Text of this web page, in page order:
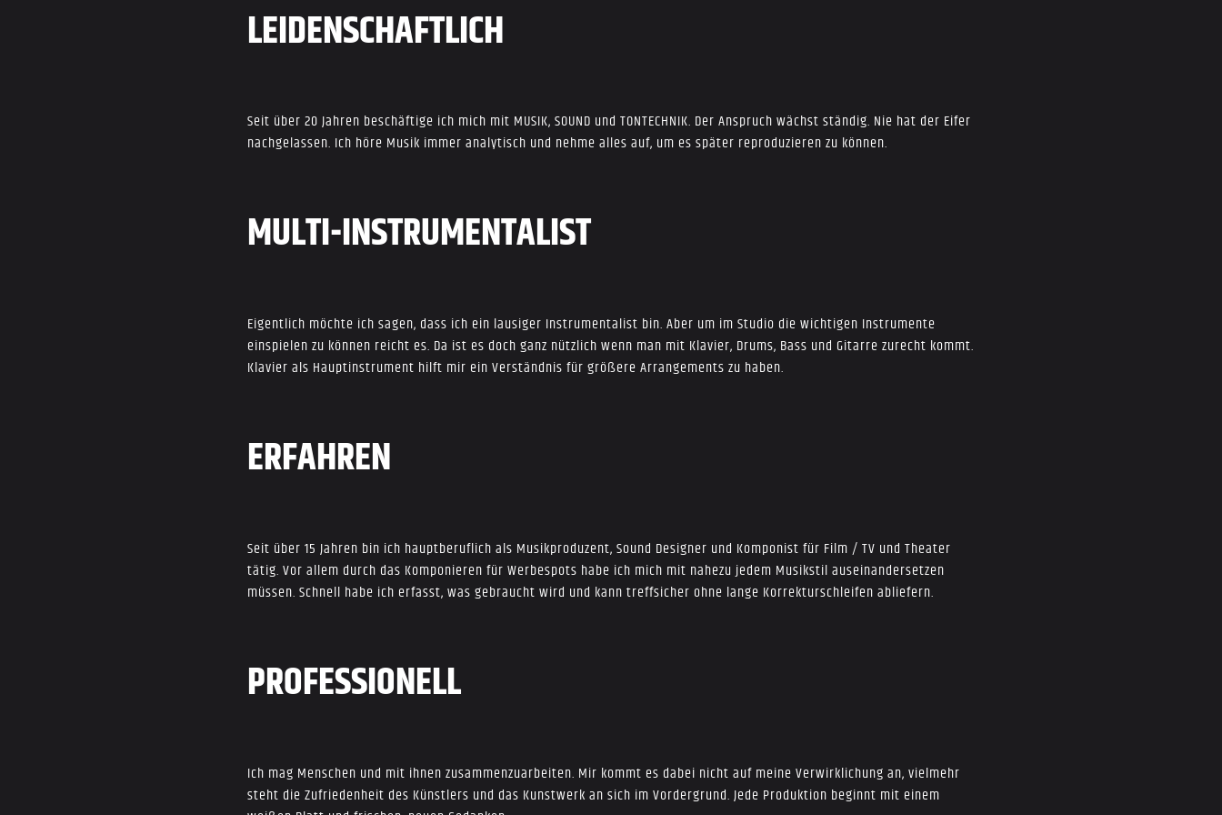
LEIDENSCHAFTLICH
Seit über 20 Jahren beschäftige ich mich mit MUSIK, SOUND und TONTECHNIK. Der Anspruch wächst ständig. Nie hat der Eifer
nachgelassen. Ich höre Musik immer analytisch und nehme alles auf, um es später reproduzieren zu können.
MULTI-INSTRUMENTALIST
Eigentlich möchte ich sagen, dass ich ein lausiger Instrumentalist bin. Aber um im Studio die wichtigen Instrumente
einspielen zu können reicht es. Da ist es doch ganz nützlich wenn man mit Klavier, Drums, Bass und Gitarre zurecht kommt.
Klavier als Hauptinstrument hilft mir ein Verständnis für größere Arrangements zu haben.
ERFAHREN
Seit über 15 Jahren bin ich hauptberuflich als Musikproduzent, Sound Designer und Komponist für Film / TV und Theater
tätig. Vor allem durch das Komponieren für Werbespots habe ich mich mit nahezu jedem Musikstil auseinandersetzen
müssen. Schnell habe ich erfasst, was gebraucht wird und kann treffsicher ohne lange Korrekturschleifen abliefern.
PROFESSIONELL
Ich mag Menschen und mit ihnen zusammenzuarbeiten. Mir kommt es dabei nicht auf meine Verwirklichung an, vielmehr
steht die Zufriedenheit des Künstlers und das Kunstwerk an sich im Vordergrund. Jede Produktion beginnt mit einem